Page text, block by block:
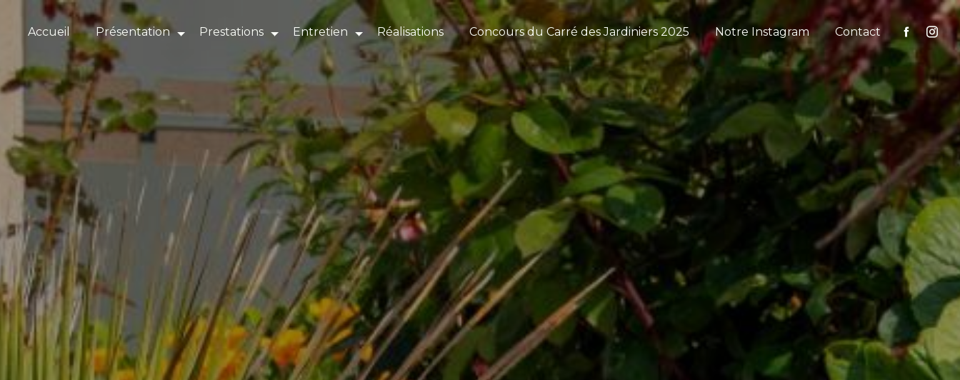
Accueil Présentation Prestations Entretien Réalisations Concours du Carré des Jardiniers 2025 Notre Instagram Contact
Panneau de gestion des cookies